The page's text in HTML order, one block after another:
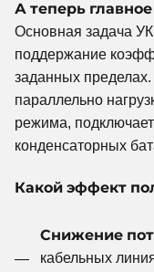
А теперь
Основная задача
поддержание
заданных пределах.
параллельно
режима,
конденсаторных
Какой эффект
Снижение
кабельных